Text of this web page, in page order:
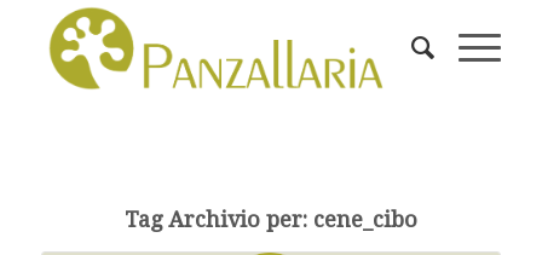
Tag Archivio per: cene_cibo